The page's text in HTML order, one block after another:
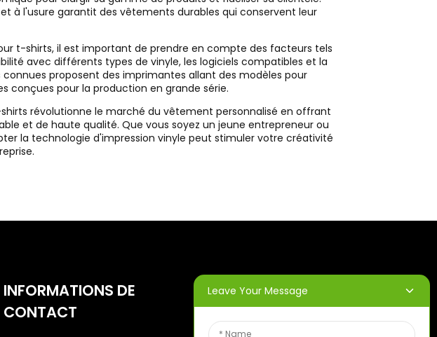
à l'usure garantit des vêtements durables qui conservent leur
t-shirts, il est important de prendre en compte des facteurs tels
avec différents types de vinyle, les logiciels compatibles et la
proposent des imprimantes allant des modèles pour
conçues pour la production en grande série.
révolutionne le marché du vêtement personnalisé en offrant
et de haute qualité. Que vous soyez un jeune entrepreneur ou
la technologie d'impression vinyle peut stimuler votre créativité
INFORMATIONS DE
CONTACT
BULLETINS
D'INFORMATION
Leave Your Message